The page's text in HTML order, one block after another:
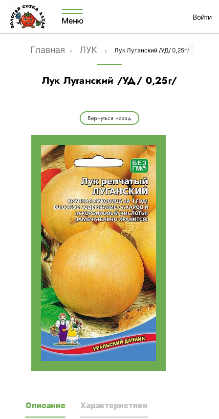
Меню Войти
Главная ЛУК Лук Луганский /УД/ 0,25г/
Лук Луганский /УД/ 0,25г/
Вернуться назад
Описание Характеристики